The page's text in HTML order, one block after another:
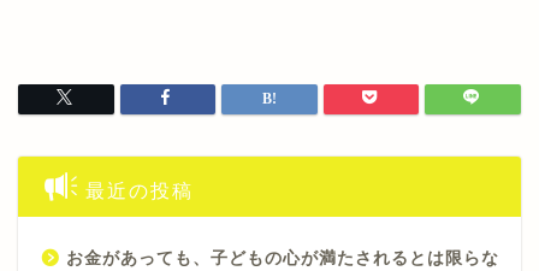
最近の投稿
お金があっても、子どもの心が満たされるとは限らな